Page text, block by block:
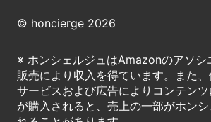
© honcierge 2026
※ ホンシェルジュはAmazonのアソシ
販売により収入を得ています。また
サービスおよび広告によりコンテン
が購入されると、売上の一部がホン